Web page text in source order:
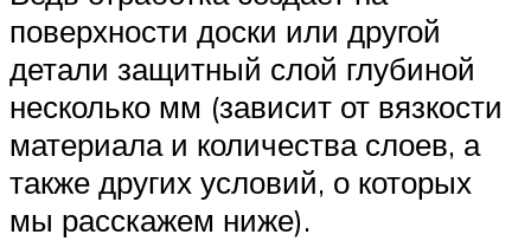
поверхности доски или другой
детали защитный слой глубиной
несколько мм (зависит от вязкости
материала и количества слоев, а
также других условий, о которых
мы расскажем ниже).